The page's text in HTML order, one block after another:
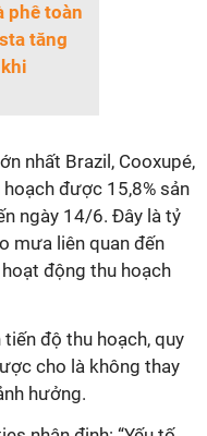
phê toàn
tăng
nhất Brazil, Cooxupé,
được 15,8% sản
ngày 14/6. Đây là tỷ
mưa liên quan đến
động thu hoạch
độ thu hoạch, quy
cho là không thay
hưởng.